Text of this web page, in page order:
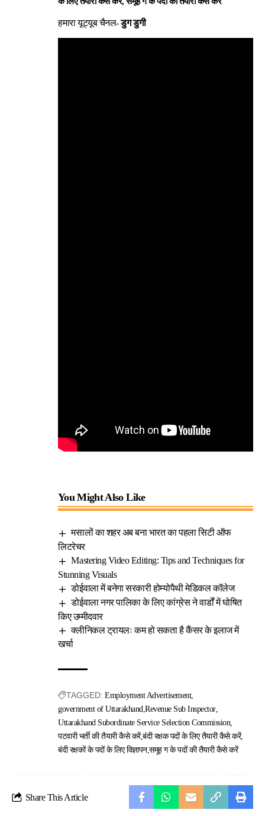
हमारा यूट्यूब चैनल-डुग डुगी
You Might Also Like
मसालों का शहर अब बना भारत का पहला सिटी ऑफ
लिटरेचर
Mastering Video Editing: Tips and Techniques for
Stunning Visuals
डोईवाला में बनेगा सरकारी होम्योपैथी मेडिकल कॉलेज
डोईवाला नगर पालिका के लिए कांग्रेस ने वार्डों में घोषित
किए उम्मीदवार
क्लीनिकल ट्रायलः कम हो सकता है कैंसर के इलाज में
खर्चा
TAGGED: Employment Advertisement
government of Uttarakhand Revenue Sub Inspector
Uttarakhand Subordinate Service Selection Commission
पटवारी भर्ती की तैयारी कैसे करें बंदी रक्षक पदों के लिए तैयारी कैसे करें
बंदी रक्षकों के पदों के लिए विज्ञापन समूह ग के पदों की तैयारी कैसे करें
Share This Article